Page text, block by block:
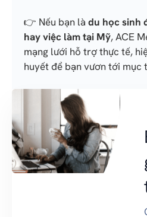
👉 Nếu bạn là du học sinh
hay việc làm tại Mỹ, ACE
mạng lưới hỗ trợ thực tế,
huyết để bạn vươn tới mục